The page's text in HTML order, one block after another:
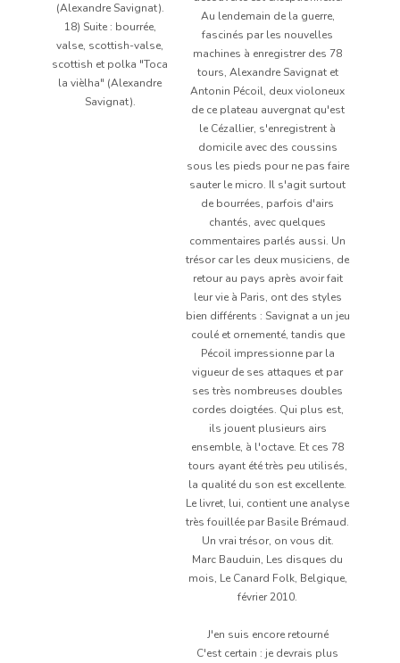
(Alexandre Savignat).
18) Suite : bourrée,
valse, scottish-valse,
scottish et polka "Toca
la vièlha" (Alexandre
Savignat).
Au lendemain de la guerre,
fascinés par les nouvelles
machines à enregistrer des 78
tours, Alexandre Savignat et
Antonin Pécoil, deux violoneux
de ce plateau auvergnat qu'est
le Cézallier, s'enregistrent à
domicile avec des coussins
sous les pieds pour ne pas faire
sauter le micro. Il s'agit surtout
de bourrées, parfois d'airs
chantés, avec quelques
commentaires parlés aussi. Un
trésor car les deux musiciens, de
retour au pays après avoir fait
leur vie à Paris, ont des styles
bien différents : Savignat a un jeu
coulé et ornementé, tandis que
Pécoil impressionne par la
vigueur de ses attaques et par
ses très nombreuses doubles
cordes doigtées. Qui plus est,
ils jouent plusieurs airs
ensemble, à l'octave. Et ces 78
tours ayant été très peu utilisés,
la qualité du son est excellente.
Le livret, lui, contient une analyse
très fouillée par Basile Brémaud.
Un vrai trésor, on vous dit.
Marc Bauduin, Les disques du
mois, Le Canard Folk, Belgique,
février 2010.
J'en suis encore retourné
C'est certain : je devrais plus